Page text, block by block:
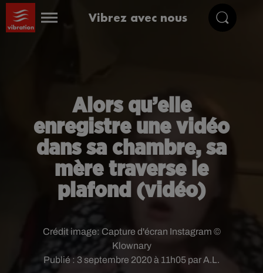
Vibrez avec nous
Alors qu’elle
enregistre une vidéo
dans sa chambre, sa
mère traverse le
plafond (vidéo)
Publié : 3 septembre 2020 à 11h05 par A.L.
Crédit image: Capture d'écran Instagram ©
Klownary